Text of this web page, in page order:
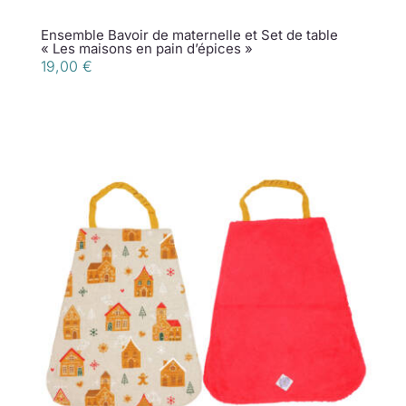
Ensemble Bavoir de maternelle et Set de table
« Les maisons en pain d’épices »
19,00 €